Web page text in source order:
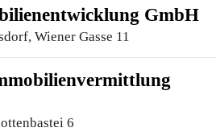
GmbH
Wiener Gasse 11
6